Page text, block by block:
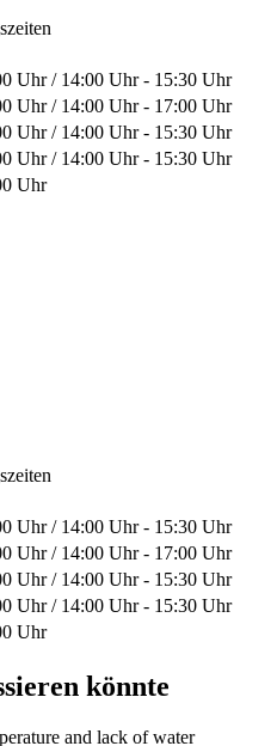
Uhr / 14:00 Uhr - 15:30 Uhr
Uhr / 14:00 Uhr - 17:00 Uhr
Uhr / 14:00 Uhr - 15:30 Uhr
Uhr / 14:00 Uhr - 15:30 Uhr
Uhr
Uhr / 14:00 Uhr - 15:30 Uhr
Uhr / 14:00 Uhr - 17:00 Uhr
Uhr / 14:00 Uhr - 15:30 Uhr
Uhr / 14:00 Uhr - 15:30 Uhr
Uhr
könnte